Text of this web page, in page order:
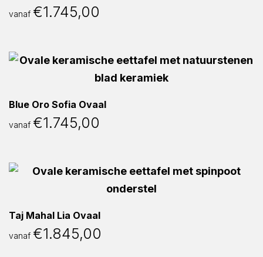
vanaf €1.745,00
Blue Oro Sofia Ovaal
vanaf €1.745,00
Taj Mahal Lia Ovaal
vanaf €1.845,00